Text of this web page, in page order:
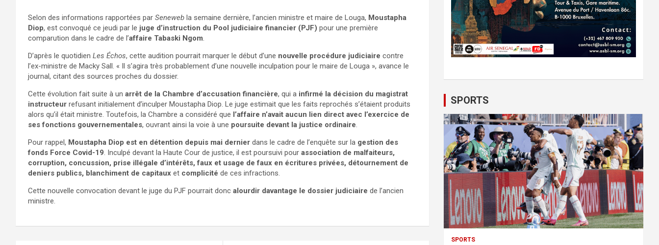
Selon des informations rapportées par Seneweb la semaine dernière, l’ancien ministre et maire de Louga, Moustapha
Diop, est convoqué ce jeudi par le juge d’instruction du Pool judiciaire financier (PJF) pour une première
comparution dans le cadre de l’affaire Tabaski Ngom.
D’après le quotidien Les Échos, cette audition pourrait marquer le début d’une nouvelle procédure judiciaire contre
l’ex-ministre de Macky Sall. « Il s’agira très probablement d’une nouvelle inculpation pour le maire de Louga », avance le
journal, citant des sources proches du dossier.
Cette évolution fait suite à un arrêt de la Chambre d’accusation financière, qui a infirmé la décision du magistrat
instructeur refusant initialement d’inculper Moustapha Diop. Le juge estimait que les faits reprochés s’étaient produits
alors qu’il était ministre. Toutefois, la Chambre a considéré que l’affaire n’avait aucun lien direct avec l’exercice de
ses fonctions gouvernementales, ouvrant ainsi la voie à une poursuite devant la justice ordinaire.
Pour rappel, Moustapha Diop est en détention depuis mai dernier dans le cadre de l’enquête sur la gestion des
fonds Force Covid-19. Inculpé devant la Haute Cour de justice, il est poursuivi pour association de malfaiteurs,
corruption, concussion, prise illégale d’intérêts, faux et usage de faux en écritures privées, détournement de
deniers publics, blanchiment de capitaux et complicité de ces infractions.
Cette nouvelle convocation devant le juge du PJF pourrait donc alourdir davantage le dossier judiciaire de l’ancien
ministre.
SPORTS
SPORTS